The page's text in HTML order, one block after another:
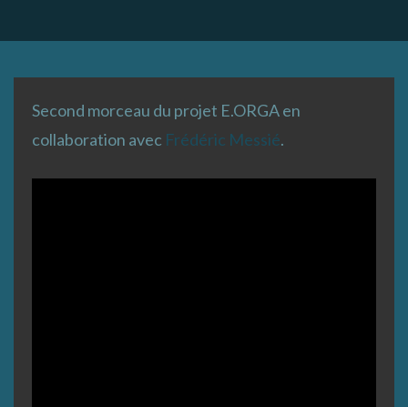
Second morceau du projet E.ORGA en
collaboration avec Frédéric Messié.